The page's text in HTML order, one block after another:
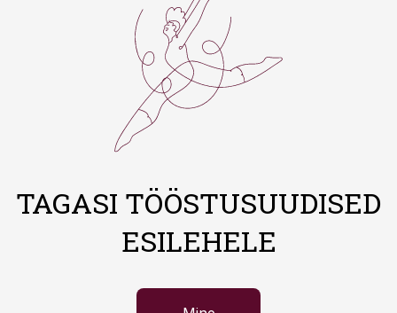
TAGASI TÖÖSTUSUUDISED
ESILEHELE